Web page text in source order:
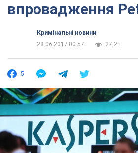
впровадження
Кримінальні новини
28.06.2017 00:57
27,2 т.
5